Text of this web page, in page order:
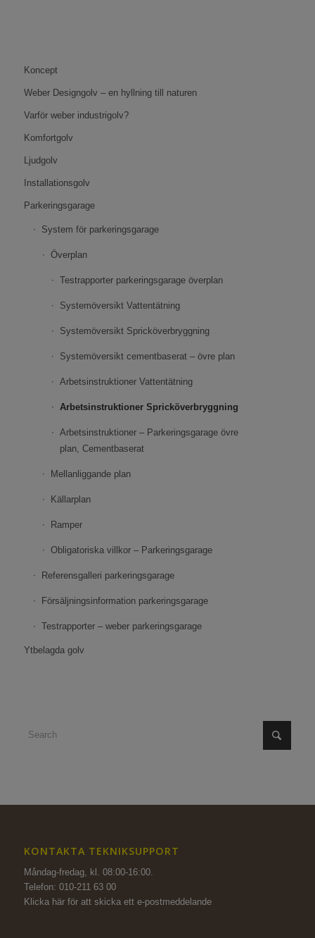
Koncept
Weber Designgolv – en hyllning till naturen
Varför weber industrigolv?
Komfortgolv
Ljudgolv
Installationsgolv
Parkeringsgarage
System för parkeringsgarage
Överplan
Testrapporter parkeringsgarage överplan
Systemöversikt Vattentätning
Systemöversikt Spricköverbryggning
Systemöversikt cementbaserat – övre plan
Arbetsinstruktioner Vattentätning
Arbetsinstruktioner Spricköverbryggning
Arbetsinstruktioner – Parkeringsgarage övre
plan, Cementbaserat
Mellanliggande plan
Källarplan
Ramper
Obligatoriska villkor – Parkeringsgarage
Referensgalleri parkeringsgarage
Försäljningsinformation parkeringsgarage
Testrapporter – weber parkeringsgarage
Ytbelagda golv
KONTAKTA TEKNIKSUPPORT
Måndag-fredag, kl. 08:00-16:00.
Telefon: 010-211 63 00
Klicka här för att skicka ett e-postmeddelande